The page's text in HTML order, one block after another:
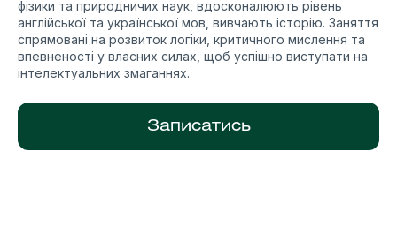
фізики та природничих наук, вдосконалюють рівень
англійської та української мов, вивчають історію. Заняття
спрямовані на розвиток логіки, критичного мислення та
впевненості у власних силах, щоб успішно виступати на
інтелектуальних змаганнях.
Записатись